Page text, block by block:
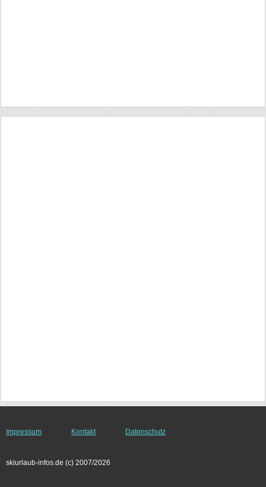
Impressum Kontakt Datenschutz
skiurlaub-infos.de (c) 2007/2026